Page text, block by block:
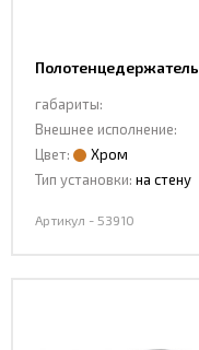
Полотенцедержатель
габариты:
Внешнее исполнение:
Цвет:
Хром
Тип установки: на стену
Артикул - 53910